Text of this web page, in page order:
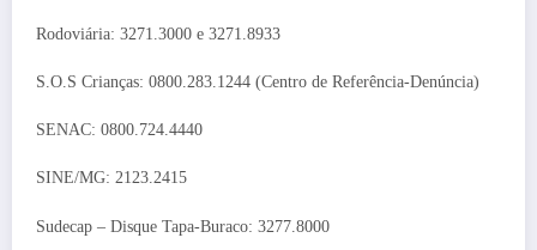
Rodoviária: 3271.3000 e 3271.8933
S.O.S Crianças: 0800.283.1244 (Centro de Referência-Denúncia)
SENAC: 0800.724.4440
SINE/MG: 2123.2415
Sudecap – Disque Tapa-Buraco: 3277.8000